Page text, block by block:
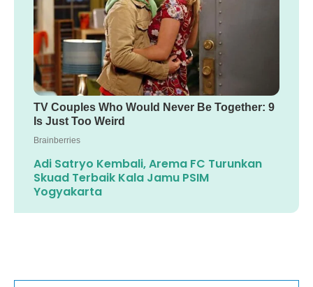
Adi Satryo Kembali, Arema FC Turunkan
Skuad Terbaik Kala Jamu PSIM
Yogyakarta